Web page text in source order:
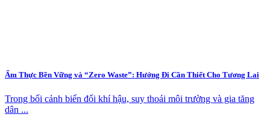
Ẩm Thực Bền Vững và “Zero Waste”: Hướng Đi Cần Thiết Cho Tương Lai
Trong bối cảnh biến đổi khí hậu, suy thoái môi trường và gia tăng
dân ...